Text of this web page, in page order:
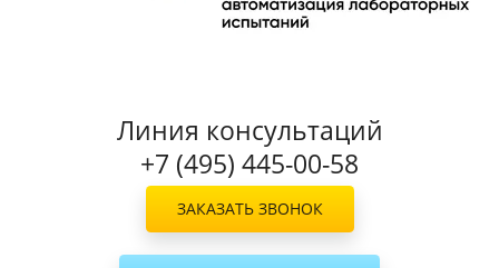
Линия консультаций
+7 (495) 445-00-58
ЗАКАЗАТЬ ЗВОНОК